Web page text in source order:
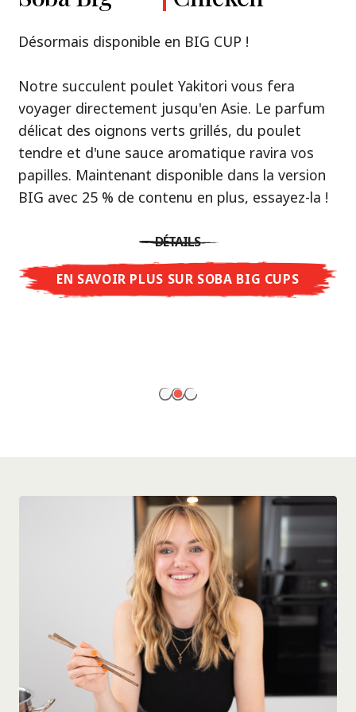
Trois univers de saveurs, un seul objectif : le
vrai ramen de niveau restaurant – sans le
restaurant.
Avec Nissin Ramen Premium, découvrez le
plaisir du ramen japonais comme jamais
Yuzu, épicé et relevé avec Spicy Miso, ou
crémeux et gourmand avec Tonkotsu. Le goût
authentique du restaurant – à savourer chez
Désormais disponible en BIG CUP !
Notre succulent poulet Yakitori vous fera
voyager directement jusqu'en Asie. Le parfum
délicat des oignons verts grillés, du poulet
tendre et d'une sauce aromatique ravira vos
papilles. Maintenant disponible dans la version
BIG avec 25 % de contenu en plus, essayez-la !
DÉTAILS
EN SAVOIR PLUS SUR SOBA BIG CUPS
Notre recommandation: découvrez le goût de
Ramen !
Une soupe ramen qui, comme la cuisine
thaïlandaise elle-même, est synonyme
d'équilibre parfait et d'harmonie gustative.
La saveur de poulet caramélisé combinée aux
expérience gustative asiatique authentique.
DÉTAILS